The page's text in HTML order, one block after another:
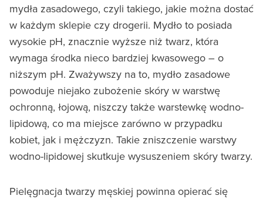
mydła zasadowego, czyli takiego, jakie można dostać
w każdym sklepie czy drogerii. Mydło to posiada
wysokie pH, znacznie wyższe niż twarz, która
wymaga środka nieco bardziej kwasowego – o
niższym pH. Zważywszy na to, mydło zasadowe
powoduje niejako zubożenie skóry w warstwę
ochronną, łojową, niszczy także warstewkę wodno-
lipidową, co ma miejsce zarówno w przypadku
kobiet, jak i mężczyzn. Takie zniszczenie warstwy
wodno-lipidowej skutkuje wysuszeniem skóry twarzy.
Pielęgnacja twarzy męskiej powinna opierać się